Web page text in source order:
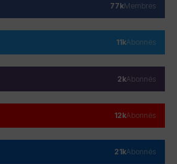
77kMembres
11kAbonnés
2kAbonnés
12kAbonnés
21kAbonnés